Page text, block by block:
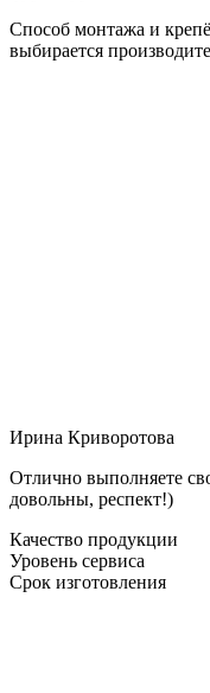
Способ монтажа и
выбирается
Ирина Криворотова
Отлично выполняете
довольны, респект!)
Качество продукции
Уровень сервиса
Срок изготовления